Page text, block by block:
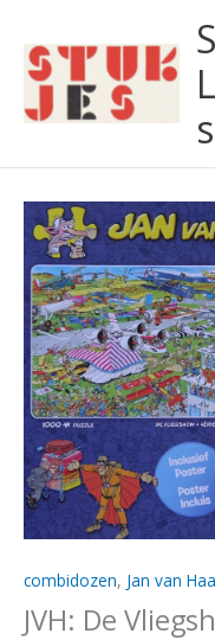
inhoud
s
combidozen, Jan van
JVH: De